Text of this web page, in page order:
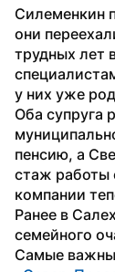
Силеменкин
они
трудных лет
у них уже
Оба супруга
пенсию, а
стаж работы
компании
Ранее в
семейного